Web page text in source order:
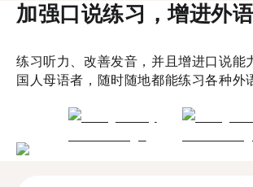
加强口说练习，增进外
练习听力、改善发音，并且增进口说能
国人母语者，随时随地都能练习各种外